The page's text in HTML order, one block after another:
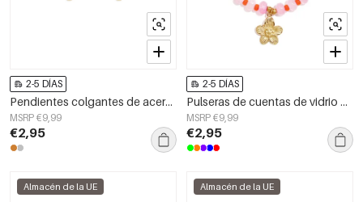
2-5 DÍAS
Pendientes colgantes de acero inoxidable con cruz, sencillos, de la serie Daily Simple, joyería para mujer.
MSRP €9,99
€2,95
2-5 DÍAS
Pulseras de cuentas de vidrio con diseño floral, estilo casual y sencillo para mujer.
MSRP €9,99
€2,95
Almacén de la UE Almacén de la UE